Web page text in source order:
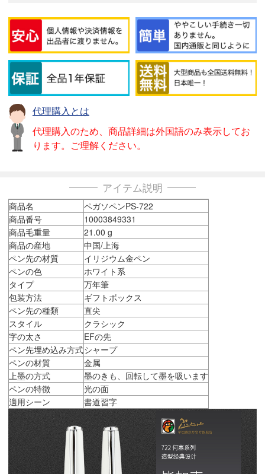
代理購入とは
代理購入のため、商品詳細は外国語のみ表示してお
ります。ご理解ください。
アイテム説明
商品名
ペガソペンPS-722
商品番号
10003849331
商品毛重量
21.00 g
商品の産地
中国/上海
ペン先の材質
イリジウム金ペン
ペンの色
ホワイト系
タイプ
万年筆
包装方法
ギフトボックス
ペン先の種類
直尖
スタイル
クラシック
字の太さ
EFの先
ペン先埋め込み方式シャープ
ペンの材質
金属
上墨の方式
墨のきも、回転して墨を吸います
ペンの特徴
光の面
適用シーン
書道習字